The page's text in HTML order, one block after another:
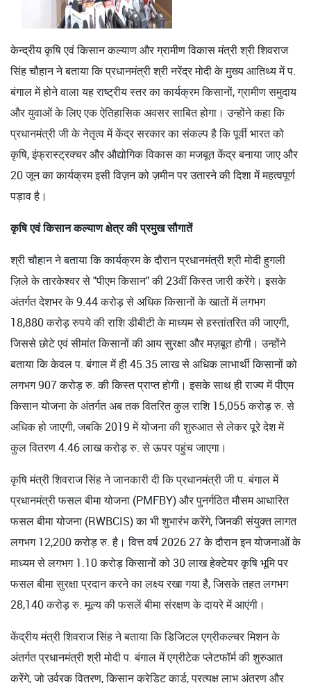
केन्द्रीय कृषि एवं किसान कल्याण और ग्रामीण विकास मंत्री श्री शिवराज
सिंह चौहान ने बताया कि प्रधानमंत्री श्री नरेंद्र मोदी के मुख्य आतिथ्य में प.
बंगाल में होने वाला यह राष्ट्रीय स्तर का कार्यक्रम किसानों, ग्रामीण समुदाय
और युवाओं के लिए एक ऐतिहासिक अवसर साबित होगा। उन्होंने कहा कि
प्रधानमंत्री जी के नेतृत्व में केंद्र सरकार का संकल्प है कि पूर्वी भारत को
कृषि, इंफ्रास्ट्रक्चर और औद्योगिक विकास का मजबूत केंद्र बनाया जाए और
20 जून का कार्यक्रम इसी विज़न को ज़मीन पर उतारने की दिशा में महत्वपूर्ण
पड़ाव है।
कृषि एवं किसान कल्याण क्षेत्र की प्रमुख सौगातें
श्री चौहान ने बताया कि कार्यक्रम के दौरान प्रधानमंत्री श्री मोदी हुगली
ज़िले के तारकेश्वर से "पीएम किसान" की 23वीं किस्त जारी करेंगे। इसके
अंतर्गत देशभर के 9.44 करोड़ से अधिक किसानों के खातों में लगभग
18,880 करोड़ रुपये की राशि डीबीटी के माध्यम से हस्तांतरित की जाएगी,
जिससे छोटे एवं सीमांत किसानों की आय सुरक्षा और मज़बूत होगी। उन्होंने
बताया कि केवल प. बंगाल में ही 45.35 लाख से अधिक लाभार्थी किसानों को
लगभग 907 करोड़ रु. की किस्त प्राप्त होगी। इसके साथ ही राज्य में पीएम
किसान योजना के अंतर्गत अब तक वितरित कुल राशि 15,055 करोड़ रु. से
अधिक हो जाएगी, जबकि 2019 में योजना की शुरुआत से लेकर पूरे देश में
कुल वितरण 4.46 लाख करोड़ रु. से ऊपर पहुंच जाएगा।
कृषि मंत्री शिवराज सिंह ने जानकारी दी कि प्रधानमंत्री जी प. बंगाल में
प्रधानमंत्री फसल बीमा योजना (PMFBY) और पुनर्गठित मौसम आधारित
फसल बीमा योजना (RWBCIS) का भी शुभारंभ करेंगे, जिनकी संयुक्त लागत
लगभग 12,200 करोड़ रु. है। वित्त वर्ष 2026 27 के दौरान इन योजनाओं के
माध्यम से लगभग 1.10 करोड़ किसानों को 30 लाख हेक्टेयर कृषि भूमि पर
फसल बीमा सुरक्षा प्रदान करने का लक्ष्य रखा गया है, जिसके तहत लगभग
28,140 करोड़ रु. मूल्य की फसलें बीमा संरक्षण के दायरे में आएंगी।
केंद्रीय मंत्री शिवराज सिंह ने बताया कि डिजिटल एग्रीकल्चर मिशन के
अंतर्गत प्रधानमंत्री श्री मोदी प. बंगाल में एग्रीटेक प्लेटफॉर्म की शुरुआत
करेंगे, जो उर्वरक वितरण, किसान क्रेडिट कार्ड, प्रत्यक्ष लाभ अंतरण और